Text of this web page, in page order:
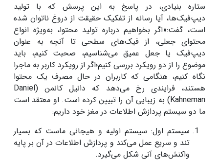
ستاره بنیادی، در پاسخ به این پرسش که با تولید
دیپ‌فیک‌ها، آیا رسانه از تفکیک حقیقت از دروغ ناتوان شده
است، گفت:«اگر بخواهیم درباره تولید محتوا، به‌ویژه انواع
محتوای جعلی، از فیک‌های سطحی تا آنچه به عنوان
دیپ‌فیک یا جعل عمیق می‌شناسیم، صحبت کنیم، باید
موضوع را از دو رویکرد بررسی کنیم؛اگر از رویکرد کاربر به ماجرا
نگاه کنیم، هنگامی که کاربران در حال مصرف یک محتوا
هستند، فرایندی رخ می‌دهد که دانیل کانمن (Daniel
Kahneman) به زیبایی آن را تبیین کرده است. او معتقد است
ما دو سیستم پردازش اطلاعات در مغز خود داریم:
سیستم اول: سیستم اولیه و هیجانی ماست که بسیار
تند و سریع عمل می‌کند و پردازش اطلاعات در آن بر پایه
واکنش‌های آنی شکل می‌گیرد.